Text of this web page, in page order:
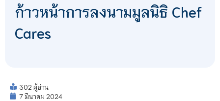
ก้าวหน้าการลงนามมูลนิธิ Chef
Cares
302 ผู้อ่าน
7 มีนาคม 2024